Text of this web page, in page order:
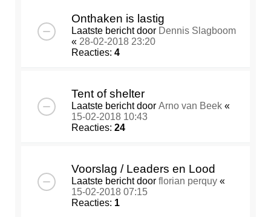
Onthaken is lastig
Laatste bericht door Dennis Slagboom
« 28-02-2018 23:20
Reacties: 4
Tent of shelter
Laatste bericht door Arno van Beek «
15-02-2018 10:43
Reacties: 24
Voorslag / Leaders en Lood
Laatste bericht door florian perquy «
15-02-2018 07:15
Reacties: 1